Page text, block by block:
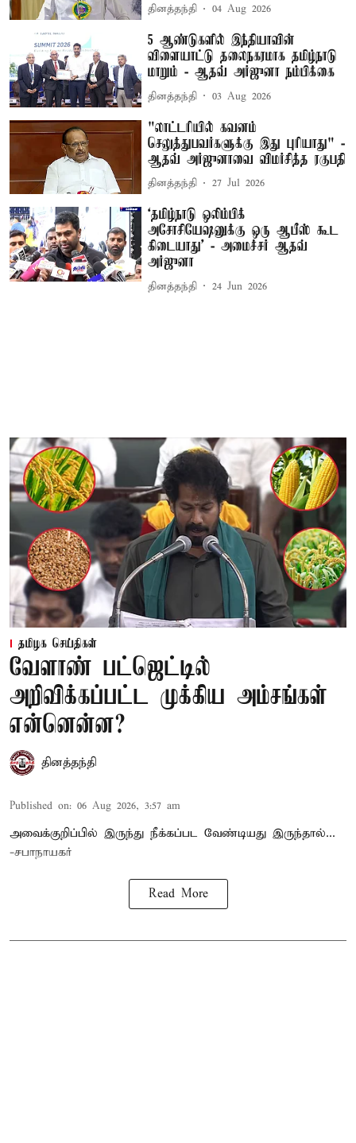
தினத்தந்தி 04 Aug 2026
5 ஆண்டுகளில் இந்தியாவின்
விளையாட்டு தலைநகரமாக தமிழ்நாடு
மாறும் - ஆதவ் அர்ஜுனா நம்பிக்கை
தினத்தந்தி 03 Aug 2026
"லாட்டரியில் கவனம்
செலுத்துபவர்களுக்கு இது புரியாது" -
ஆதவ் அர்ஜுனாவை விமர்சித்த ரகுபதி
தினத்தந்தி 27 Jul 2026
‘தமிழ்நாடு ஒலிம்பிக்
அசோசியேஷனுக்கு ஒரு ஆபீஸ் கூட
கிடையாது’ - அமைச்சர் ஆதவ்
அர்ஜுனா
தினத்தந்தி 24 Jun 2026
தமிழக செய்திகள்
வேளாண் பட்ஜெட்டில்
அறிவிக்கப்பட்ட முக்கிய அம்சங்கள்
என்னென்ன?
தினத்தந்தி
Published on: 06 Aug 2026, 3:57 am
அவைக்குறிப்பில் இருந்து நீக்கப்பட வேண்டியது இருந்தால்...
-சபாநாயகர்
Read More